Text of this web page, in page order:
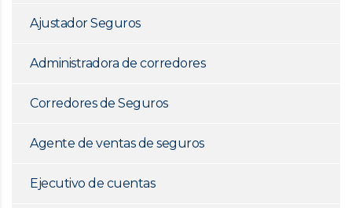
Ajustador Seguros
Administradora de corredores
Corredores de Seguros
Agente de ventas de seguros
Ejecutivo de cuentas